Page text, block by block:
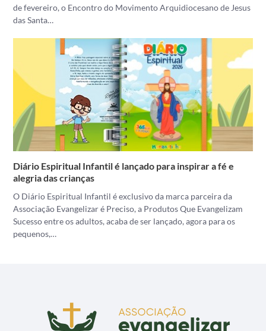
de fevereiro, o Encontro do Movimento Arquidiocesano de Jesus
das Santa…
Diário Espiritual Infantil é lançado para inspirar a fé e
alegria das crianças
O Diário Espiritual Infantil é exclusivo da marca parceira da
Associação Evangelizar é Preciso, a Produtos Que Evangelizam
Sucesso entre os adultos, acaba de ser lançado, agora para os
pequenos,…